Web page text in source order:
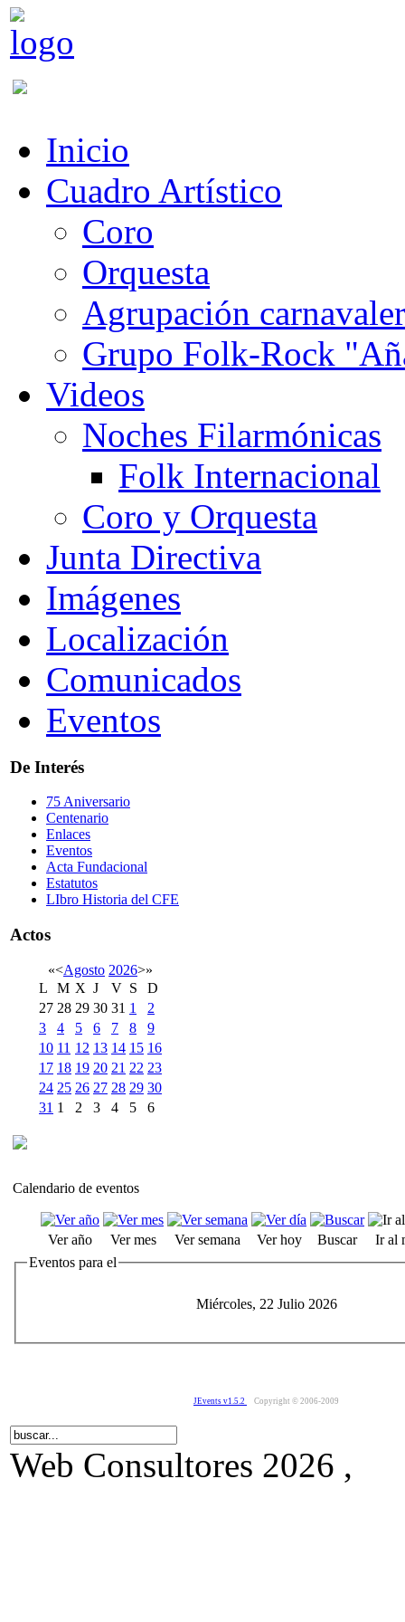
Inicio
Cuadro Artístico
Coro
Orquesta
Agrupación
Grupo Folk-Rock
Videos
Noches Filarmónicas
Folk Internacional
Coro y Orquesta
Junta Directiva
Imágenes
Localización
Comunicados
Eventos
De Interés
75 Aniversario
Centenario
Enlaces
Eventos
Acta Fundacional
Estatutos
LIbro Historia del CFE
Actos
«<Agosto 2026>»
L
M X J V S
D
27 28 29 30 31 1
2
3
4 5 6 7 8
9
10 11 12 13 14 15 16
17 18 19 20 21 22 23
24 25 26 27 28 29 30
31 1 2 3 4 5 6
Calendario de eventos
Ver año Ver mes Ver semana Ver hoy Buscar
Ir al
Eventos para el
Miércoles, 22 Julio 2026
JEvents v1.5.2 Copyright © 2006-2009
Web Consultores 2026 ,